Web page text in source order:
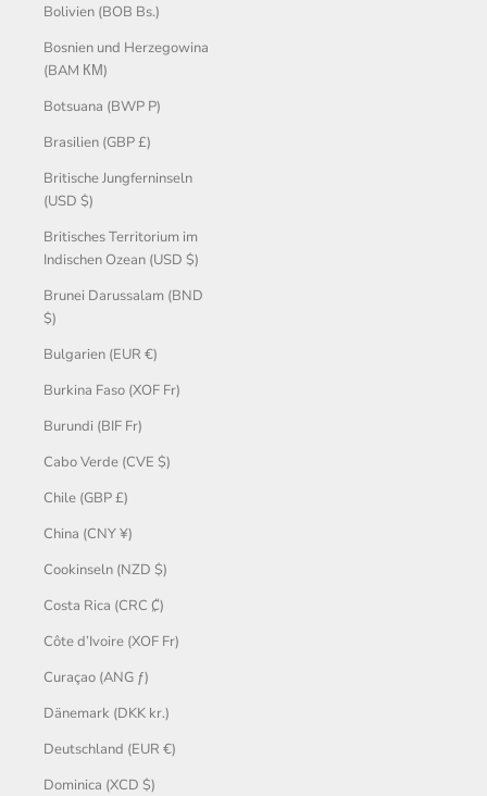
Bolivien (BOB Bs.)
Bosnien und Herzegowina
(BAM КМ)
Botsuana (BWP P)
Brasilien (GBP £)
Britische Jungferninseln
(USD $)
Britisches Territorium im
Indischen Ozean (USD $)
Brunei Darussalam (BND
$)
Bulgarien (EUR €)
Burkina Faso (XOF Fr)
Burundi (BIF Fr)
Cabo Verde (CVE $)
Chile (GBP £)
China (CNY ¥)
Cookinseln (NZD $)
Costa Rica (CRC ₡)
Côte d’Ivoire (XOF Fr)
Curaçao (ANG ƒ)
Dänemark (DKK kr.)
Deutschland (EUR €)
Dominica (XCD $)